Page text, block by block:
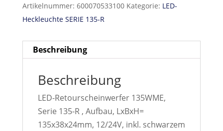
Artikelnummer: 600070533100 Kategorie: LED-
Heckleuchte SERIE 135-R
Beschreibung
Beschreibung
LED-Retourscheinwerfer 135WME,
Serie 135-R , Aufbau, LxBxH=
135x38x24mm, 12/24V, inkl. schwarzem